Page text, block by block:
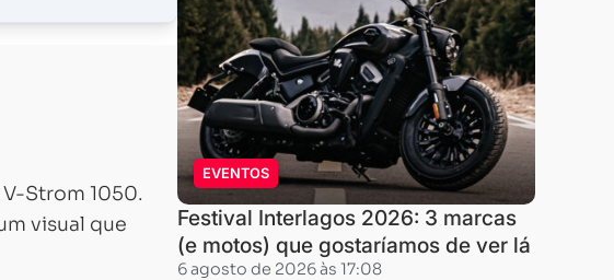
V-Strom 1050.
visual que
EVENTOS
Festival Interlagos 2026: 3 marcas
(e motos) que gostaríamos de ver lá
6 agosto de 2026 às 17:08